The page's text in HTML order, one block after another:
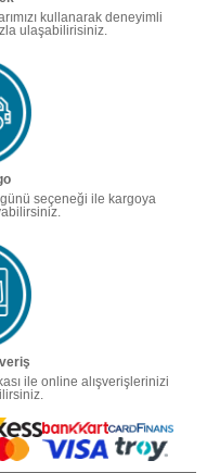
kullanarak deneyimli
ulaşabilirisiniz.
seçeneği ile kargoya
ile online alışverişlerinizi